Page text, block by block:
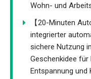
Wohn- und
【20-Minuten
integrierter
sichere Nutzung
Geschenkidee für
Entspannung